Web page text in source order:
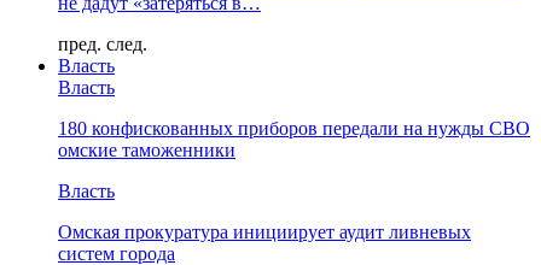
пред. след.
Власть
Власть
180 конфискованных приборов передали на нужды СВО
омские таможенники
Власть
Омская прокуратура инициирует аудит ливневых
систем города